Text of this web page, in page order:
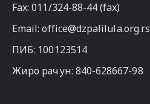
Fax: 011/324-88-44 (fax)
Email:office@dzpalilula.org.rs
ПИБ: 100123514
Жиро рачун: 840-628667-98